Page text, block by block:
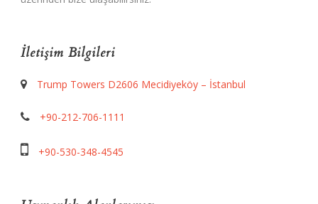
İletişim Bilgileri
Trump Towers D2606 Mecidiyeköy – İstanbul
+90-212-706-1111
+90-530-348-4545